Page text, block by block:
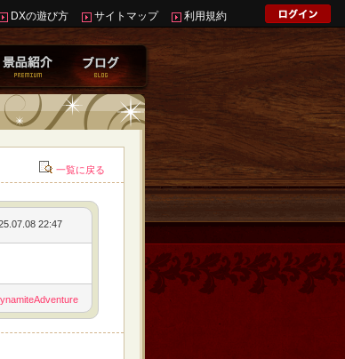
DXの遊び方 サイトマップ 利用規約
一覧に戻る
22:47